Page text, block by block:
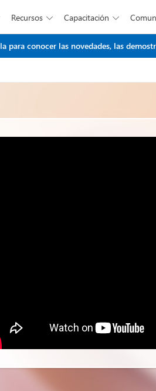
Recursos  Capacitación 
conocer las novedades, las